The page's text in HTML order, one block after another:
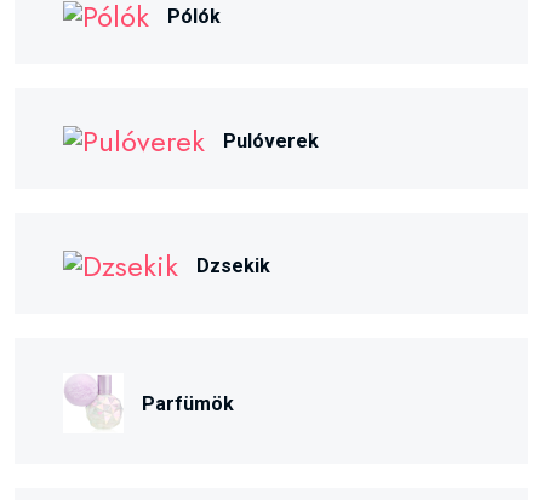
Pólók
Pulóverek
Dzsekik
Parfümök